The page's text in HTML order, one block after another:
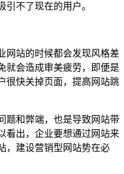
不了现在的用户。
网站的时候都会发现风格差
就会造成审美疲劳，即便是
很快关掉页面，提高网站跳
题和弊端，也是导致网站带
看出，企业要想通过网站来
，建设营销型网站势在必